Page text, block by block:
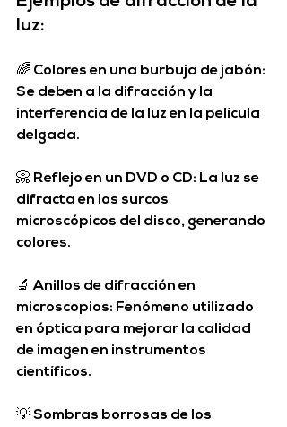
luz:
🌈 Colores en una burbuja de jabón:
Se deben a la difracción y la
interferencia de la luz en la película
delgada.
📀 Reflejo en un DVD o CD: La luz se
difracta en los surcos
microscópicos del disco, generando
colores.
🔬 Anillos de difracción en
microscopios: Fenómeno utilizado
en óptica para mejorar la calidad
de imagen en instrumentos
científicos.
💡 Sombras borrosas de los